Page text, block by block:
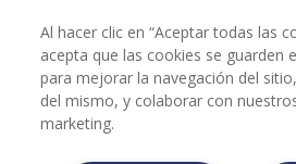
Aviso de privacidad
Información sobre posibles fraudes
Términos y condiciones
Al hacer clic en “Aceptar todas las
acepta que las cookies se guarden
para mejorar la navegación del
del mismo, y colaborar con
marketing.